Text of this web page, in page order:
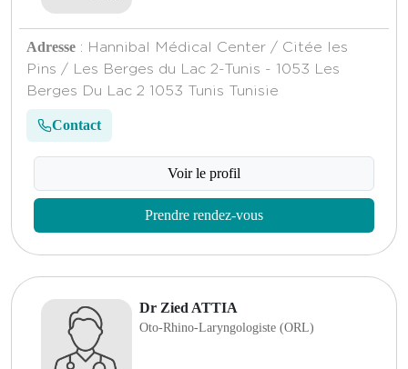
Adresse : Hannibal Médical Center / Citée les
Pins / Les Berges du Lac 2-Tunis - 1053 Les
Berges Du Lac 2 1053 Tunis Tunisie
Contact
Voir le profil
Prendre rendez-vous
Dr Zied ATTIA
Oto-Rhino-Laryngologiste (ORL)